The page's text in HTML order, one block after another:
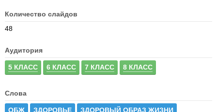
Количество слайдов
48
Аудитория
5 КЛАСС 6 КЛАСС 7 КЛАСС 8 КЛАСС
Слова
ОБЖ ЗДОРОВЬЕ ЗДОРОВЫЙ ОБРАЗ ЖИЗНИ